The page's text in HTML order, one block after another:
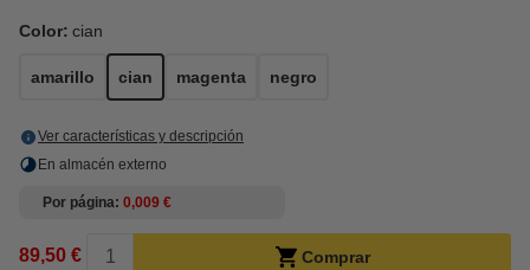
Color: cian
amarillo cian magenta negro
Ver características y descripción
En almacén externo
Por página 0,009 €
89,50 € Comprar